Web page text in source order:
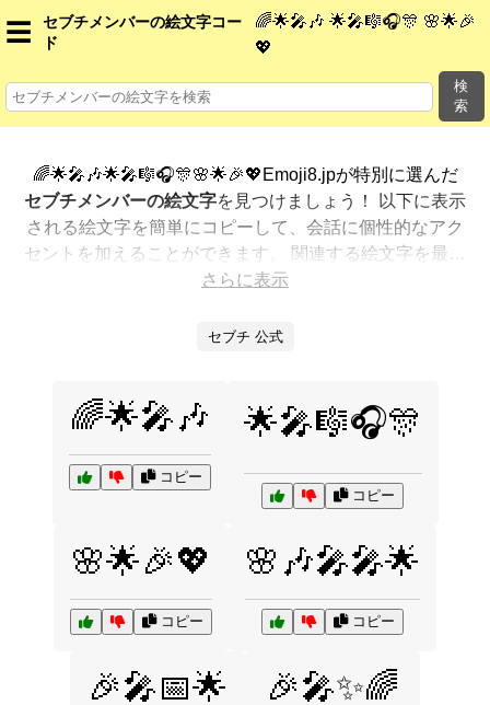
☰
セブチメンバーの絵文字コー
ド
🌈🌟🎤🎶 🌟🎤🎼🎧🎊 🌸🌟🎉
💖
検
索
🌈🌟🎤🎶🌟🎤🎼🎧🎊🌸🌟🎉💖Emoji8.jpが特別に選んだ
セブチメンバーの絵文字を見つけましょう！ 以下に表示
される絵文字を簡単にコピーして、会話に個性的なアク
セントを加えることができます。 関連する絵文字を最も
人気のある順に表示しました。さらに多くのオプション
セブチメンバーを絵文字で表現
さらに表示
セブチ 公式
🌈🌟🎤🎶
コピー
🌟🎤🎼🎧🎊
コピー
🌸🌟🎉💖
コピー
🌸🎶🎤🎤🌟
コピー
🎉🎤📅🌟 🎉🎤✨🌈